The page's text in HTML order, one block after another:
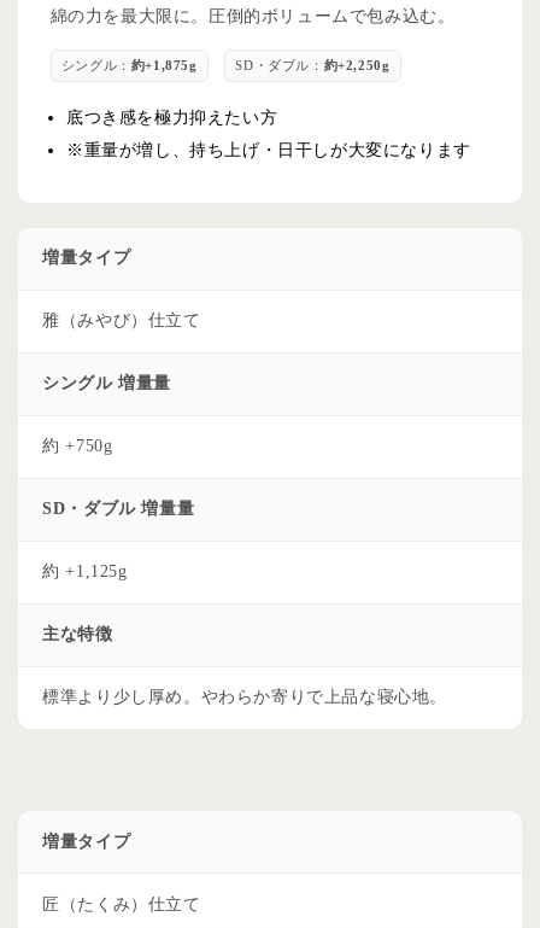
綿の力を最大限に。圧倒的ボリュームで包み込む。
シングル： 約+1,875g SD・ダブル： 約+2,250g
底つき感を極力抑えたい方
※重量が増し、持ち上げ・日干しが大変になります
増量タイプ
雅（みやび）仕立て
シングル 増量量
約 +750g
SD・ダブル 増量量
約 +1,125g
主な特徴
標準より少し厚め。やわらか寄りで上品な寝心地。
増量タイプ
匠（たくみ）仕立て